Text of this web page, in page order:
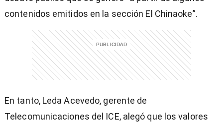
contenidos emitidos en la sección El Chinaoke”.
En tanto, Leda Acevedo, gerente de
Telecomunicaciones del ICE, alegó que los valores